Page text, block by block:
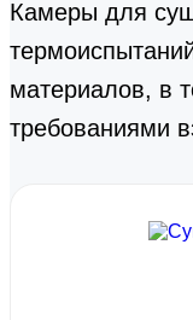
Камеры для
материалов, в
требованиями